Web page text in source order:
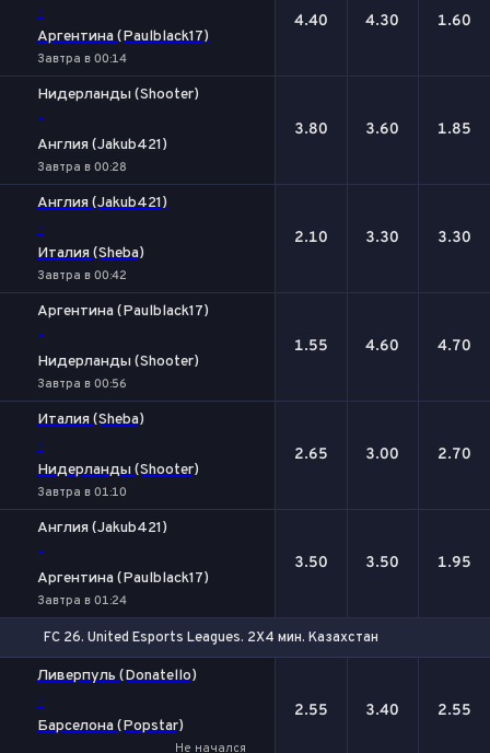
-
Аргентина (Paulblack17)
Завтра в 00:14
4.40 4.30 1.60
Нидерланды (Shooter)
-
Англия (Jakub421)
Завтра в 00:28
3.80 3.60 1.85
Англия (Jakub421)
-
Италия (Sheba)
Завтра в 00:42
2.10 3.30 3.30
Аргентина (Paulblack17)
-
Нидерланды (Shooter)
Завтра в 00:56
1.55 4.60 4.70
Италия (Sheba)
-
Нидерланды (Shooter)
Завтра в 01:10
2.65 3.00 2.70
Англия (Jakub421)
-
Аргентина (Paulblack17)
Завтра в 01:24
3.50 3.50 1.95
FC 26. United Esports Leagues. 2X4 мин. Казахстан
Ливерпуль (Donatello)
-
Барселона (Popstar)
Не начался
2.55 3.40 2.55